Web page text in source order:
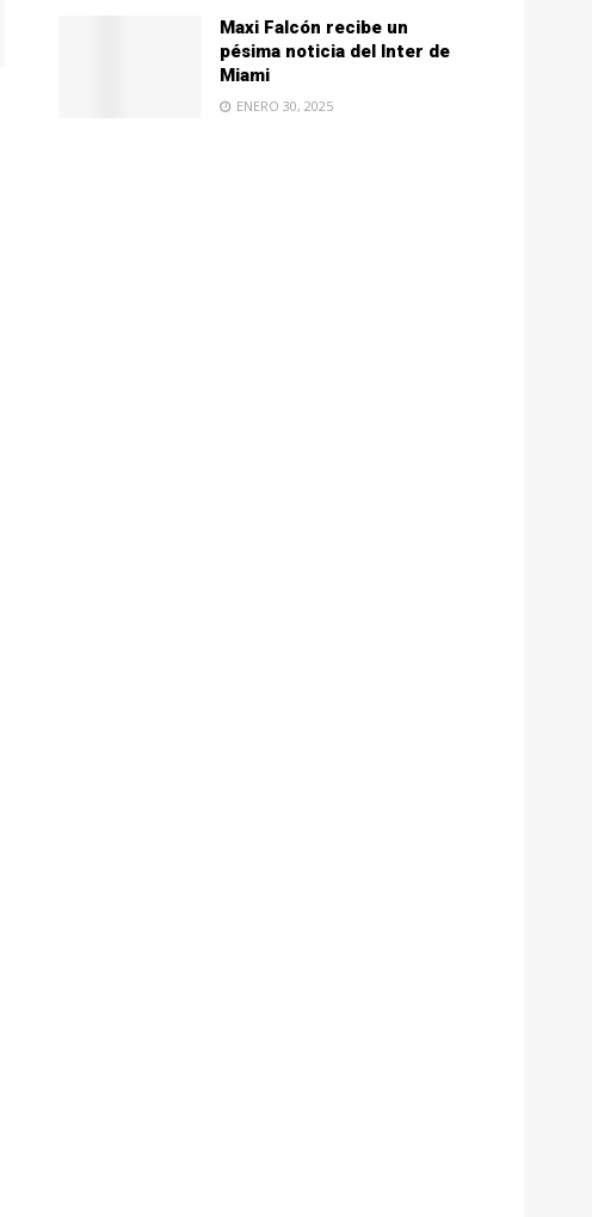
Maxi Falcón recibe un
pésima noticia del Inter de
Miami
ENERO 30, 2025